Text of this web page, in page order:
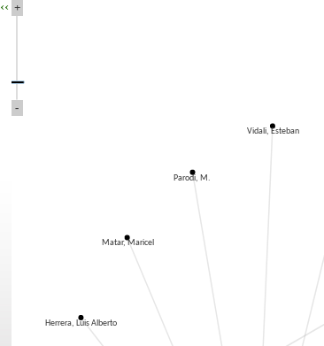
+
-
Herrera, Luis Alberto
Matar, Maricel
Parodi, M.
Vidali, Esteban
‹‹